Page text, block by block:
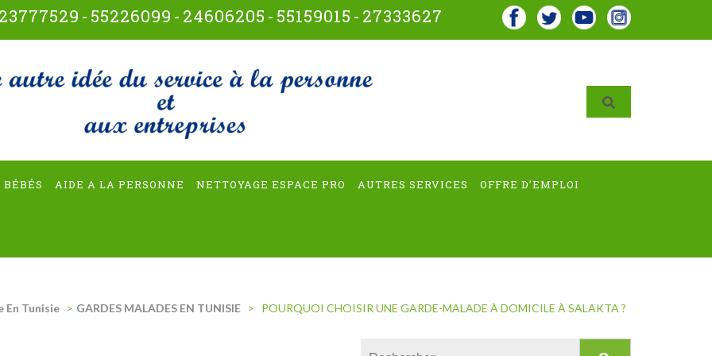
23777529 - 55226099 - 24606205 - 55159015 - 27333627
multiservices
BÉBÉS AIDE A LA PERSONNE NETTOYAGE ESPACE PRO AUTRES SERVICES OFFRE D’EMPLOI
En Tunisie > GARDES MALADES EN TUNISIE > POURQUOI CHOISIR UNE GARDE-MALADE À DOMICILE À SALAKTA ?
Rechercher :